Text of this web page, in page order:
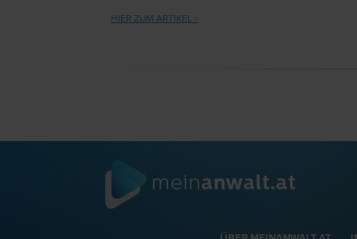
HIER ZUM ARTIKEL ›